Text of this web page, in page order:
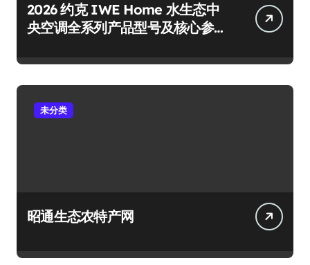
2026 约克 IWE Home 水生态中
央空调全系列产品型号及核心参
未分类
昭通生态农特产网